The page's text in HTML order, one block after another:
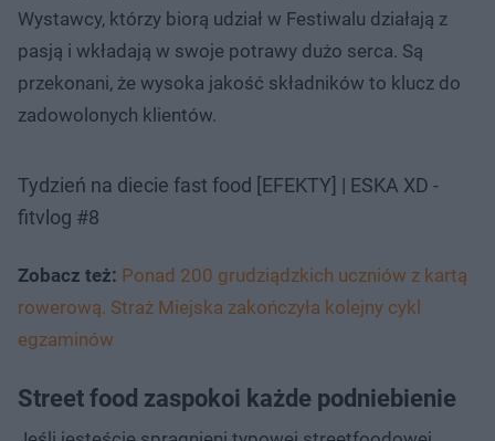
Wystawcy, którzy biorą udział w Festiwalu działają z
pasją i wkładają w swoje potrawy dużo serca. Są
przekonani, że wysoka jakość składników to klucz do
zadowolonych klientów.
Tydzień na diecie fast food [EFEKTY] | ESKA XD -
fitvlog #8
Zobacz też: Ponad 200 grudziądzkich uczniów z kartą
rowerową. Straż Miejska zakończyła kolejny cykl
egzaminów
Street food zaspokoi każde podniebienie